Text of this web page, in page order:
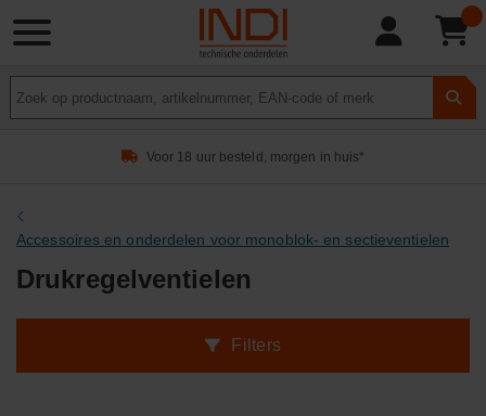
Voor 18 uur besteld, morgen in huis*
Accessoires en onderdelen voor monoblok- en sectieventielen
Drukregelventielen
Filters